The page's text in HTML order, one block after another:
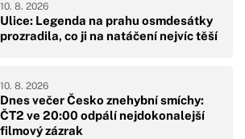
Ulice: Legenda na prahu osmdesátky
prozradila, co ji na natáčení nejvíc těší
10. 8. 2026
Dnes večer Česko znehybní smíchy:
ČT2 ve 20:00 odpálí nejdokonalejší
filmový zázrak
10. 8. 2026